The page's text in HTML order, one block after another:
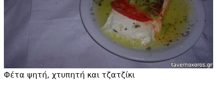
Φέτα ψητή, χτυπητή και τζατζίκι